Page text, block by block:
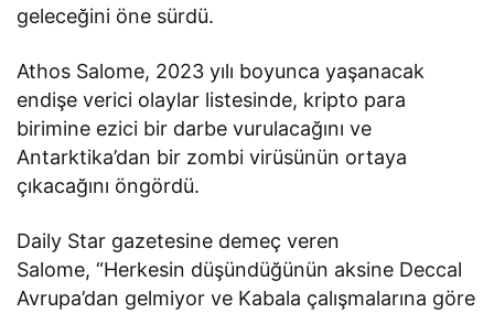
geleceğini öne sürdü.
Athos Salome, 2023 yılı boyunca yaşanacak
endişe verici olaylar listesinde, kripto para
birimine ezici bir darbe vurulacağını ve
Antarktika’dan bir zombi virüsünün ortaya
çıkacağını öngördü.
Daily Star gazetesine demeç veren
Salome, “Herkesin düşündüğünün aksine Deccal
Avrupa’dan gelmiyor ve Kabala çalışmalarına göre